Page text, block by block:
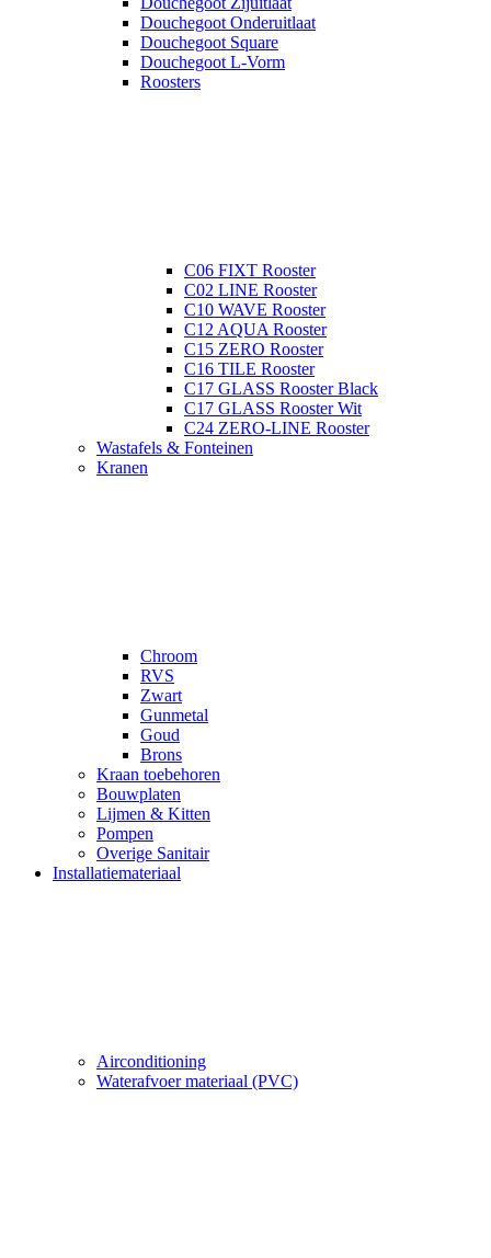
Douchegoot Onderuitlaat
Douchegoot Square
Douchegoot L-Vorm
Roosters
C06 FIXT Rooster
C02 LINE Rooster
C10 WAVE Rooster
C12 AQUA Rooster
C15 ZERO Rooster
C16 TILE Rooster
C17 GLASS Rooster Black
C17 GLASS Rooster Wit
C24 ZERO-LINE Rooster
Wastafels & Fonteinen
Kranen
Chroom
RVS
Zwart
Gunmetal
Goud
Brons
Kraan toebehoren
Bouwplaten
Lijmen & Kitten
Pompen
Overige Sanitair
Installatiemateriaal
Airconditioning
Waterafvoer materiaal (PVC)